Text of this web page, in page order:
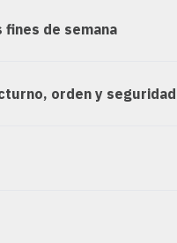
fines de semana
orden y seguridad